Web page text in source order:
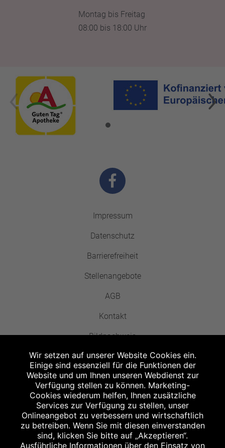
Montag bis Freitag
08:00 bis 18:00 Uhr
Impressum
Datenschutz
Barrierefreiheit
Stellenangebote
AGB
Kontakt
Bildnachweis
Abgabe in haushaltsüblichen Mengen, solange der Vorrat reicht. Für Druck-
und Satzfehler keine Haftung.
Zu Risiken und Nebenwirkungen lesen Sie die Packungsbeilage und fragen
Sie Ihren Arzt oder Apotheker.
Angabe nach der deutschen Arzneimitteltaxe Apothekenerstattungspreis
(AEP). Der AEP ist keine unverbindliche Preisempfehlung der Hersteller. Der
Wir setzen auf unserer Website Cookies ein.
Einige sind essenziell für die Funktionen der
Website und um Ihnen unseren Webdienst zur
Verfügung stellen zu können. Marketing-
Cookies wiederum helfen, Ihnen zusätzliche
Services zur Verfügung zu stellen, unser
Onlineangebot zu verbessern und wirtschaftlich
zu betreiben. Wenn Sie mit diesen einverstanden
sind, klicken Sie bitte auf „Akzeptieren“.
Ausführliche Informationen über den Einsatz von